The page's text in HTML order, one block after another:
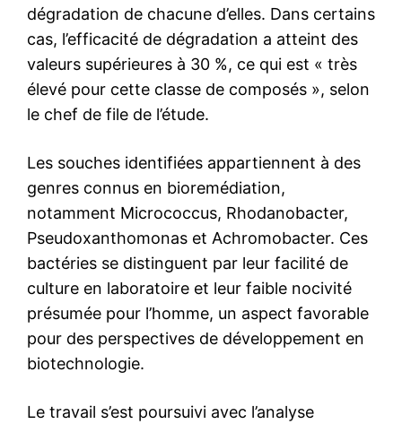
dégradation de chacune d’elles. Dans certains
cas, l’efficacité de dégradation a atteint des
valeurs supérieures à 30 %, ce qui est « très
élevé pour cette classe de composés », selon
le chef de file de l’étude.
Les souches identifiées appartiennent à des
genres connus en bioremédiation,
notamment Micrococcus, Rhodanobacter,
Pseudoxanthomonas et Achromobacter. Ces
bactéries se distinguent par leur facilité de
culture en laboratoire et leur faible nocivité
présumée pour l’homme, un aspect favorable
pour des perspectives de développement en
biotechnologie.
Le travail s’est poursuivi avec l’analyse